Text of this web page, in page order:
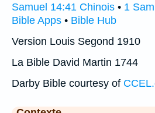
Samuel 14:41 Chinois • 1
Bible Apps • Bible Hub
Version Louis Segond 1910
La Bible David Martin 1744
Darby Bible courtesy of